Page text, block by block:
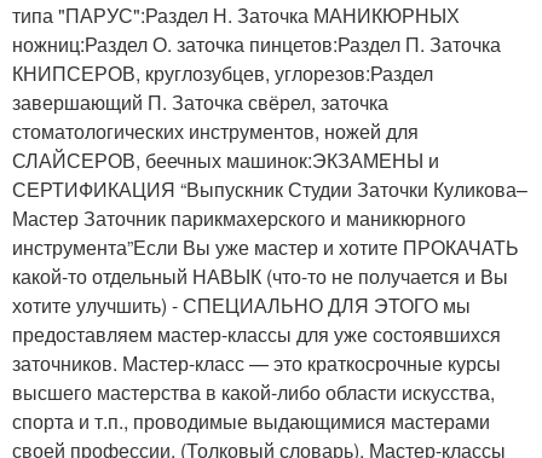
типа "ПАРУС":Раздел Н. Заточка МАНИКЮРНЫХ
ножниц:Раздел О. заточка пинцетов:Раздел П. Заточка
КНИПСЕРОВ, круглозубцев, углорезов:Раздел
завершающий П. Заточка свёрел, заточка
стоматологических инструментов, ножей для
СЛАЙСЕРОВ, беечных машинок:ЭКЗАМЕНЫ и
СЕРТИФИКАЦИЯ “Выпускник Студии Заточки Куликова–
Мастер Заточник парикмахерского и маникюрного
инструмента”Если Вы уже мастер и хотите ПРОКАЧАТЬ
какой-то отдельный НАВЫК (что-то не получается и Вы
хотите улучшить) - СПЕЦИАЛЬНО ДЛЯ ЭТОГО мы
предоставляем мастер-классы для уже состоявшихся
заточников. Мастер-класс — это краткосрочные курсы
высшего мастерства в какой-либо области искусства,
спорта и т.п., проводимые выдающимися мастерами
своей профессии. (Толковый словарь). Мастер-классы